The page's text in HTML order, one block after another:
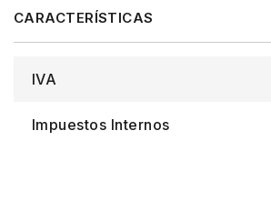
IVA
Impuestos Internos